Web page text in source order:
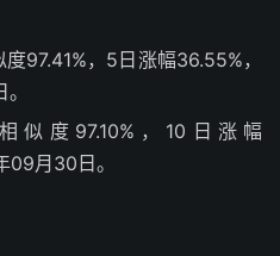
97.41%，5日涨幅36.55%，
似度97.10%，10日涨幅
月30日。